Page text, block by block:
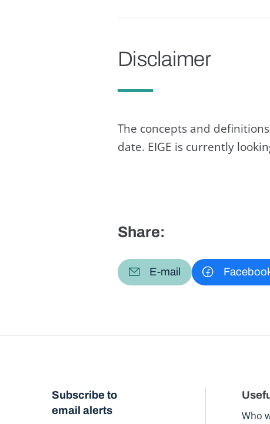
Disclaimer
The concepts and
date. EIGE is currently
Share:
E-mail
Subscribe to
email alerts
Who